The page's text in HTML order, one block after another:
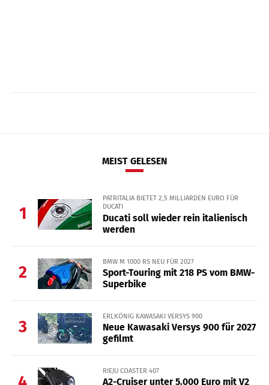
MEIST GELESEN
1
PATRITALIA BIETET 2,5 MILLIARDEN EURO FÜR
DUCATI
Ducati soll wieder rein italienisch
werden
2
BMW M 1000 RS NEU FÜR 2027
Sport-Touring mit 218 PS vom BMW-
Superbike
3
ERLKÖNIG KAWASAKI VERSYS 900
Neue Kawasaki Versys 900 für 2027
gefilmt
RIEJU COASTER 407
A2-Cruiser unter 5.000 Euro mit V2